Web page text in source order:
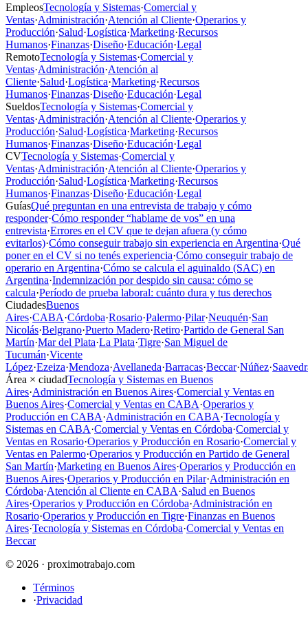
EmpleosTecnología y Sistemas·Comercial y
Ventas·Administración·Atención al Cliente·Operarios y
Producción·Salud·Logística·Marketing·Recursos
Humanos·Finanzas·Diseño·Educación·Legal
RemotoTecnología y Sistemas·Comercial y
Ventas·Administración·Atención al
Cliente·Salud·Logística·Marketing·Recursos
Humanos·Finanzas·Diseño·Educación·Legal
SueldosTecnología y Sistemas·Comercial y
Ventas·Administración·Atención al Cliente·Operarios y
Producción·Salud·Logística·Marketing·Recursos
Humanos·Finanzas·Diseño·Educación·Legal
CVTecnología y Sistemas·Comercial y
Ventas·Administración·Atención al Cliente·Operarios y
Producción·Salud·Logística·Marketing·Recursos
Humanos·Finanzas·Diseño·Educación·Legal
GuíasQué preguntan en una entrevista de trabajo y cómo
responder·Cómo responder “hablame de vos” en una
entrevista·Errores en el CV que te dejan afuera (y cómo
evitarlos)·Cómo conseguir trabajo sin experiencia en Argentina·Qué
poner en el CV si no tenés experiencia·Cómo conseguir trabajo de
operario en Argentina·Cómo se calcula el aguinaldo (SAC) en
Argentina·Indemnización por despido sin causa: cómo se
calcula·Período de prueba laboral: cuánto dura y tus derechos
CiudadesBuenos
Aires·CABA·Córdoba·Rosario·Palermo·Pilar·Neuquén·San
Nicolás·Belgrano·Puerto Madero·Retiro·Partido de General San
Martín·Mar del Plata·La Plata·Tigre·San Miguel de
Tucumán·Vicente
López·Ezeiza·Mendoza·Avellaneda·Barracas·Beccar·Núñez·
Área × ciudadTecnología y Sistemas en Buenos
Aires·Administración en Buenos Aires·Comercial y Ventas en
Buenos Aires·Comercial y Ventas en CABA·Operarios y
Producción en CABA·Administración en CABA·Tecnología y
Sistemas en CABA·Comercial y Ventas en Córdoba·Comercial y
Ventas en Rosario·Operarios y Producción en Rosario·Comercial y
Ventas en Palermo·Operarios y Producción en Partido de General
San Martín·Marketing en Buenos Aires·Operarios y Producción en
Buenos Aires·Operarios y Producción en Pilar·Administración en
Córdoba·Atención al Cliente en CABA·Salud en Buenos
Aires·Operarios y Producción en Córdoba·Administración en
Rosario·Operarios y Producción en Tigre·Finanzas en Buenos
Aires·Tecnología y Sistemas en Córdoba·Comercial y Ventas en
Beccar
© 2026 · proximotrabajo.com
Términos
·Privacidad